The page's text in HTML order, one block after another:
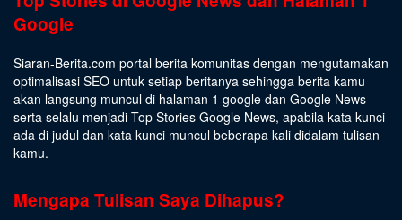
Google
Siaran-Berita.com portal berita komunitas dengan mengutamakan
optimalisasi SEO untuk setiap beritanya sehingga berita kamu
akan langsung muncul di halaman 1 google dan Google News
serta selalu menjadi Top Stories Google News, apabila kata kunci
ada di judul dan kata kunci muncul beberapa kali didalam tulisan
kamu.
Mengapa Tulisan Saya Dihapus?